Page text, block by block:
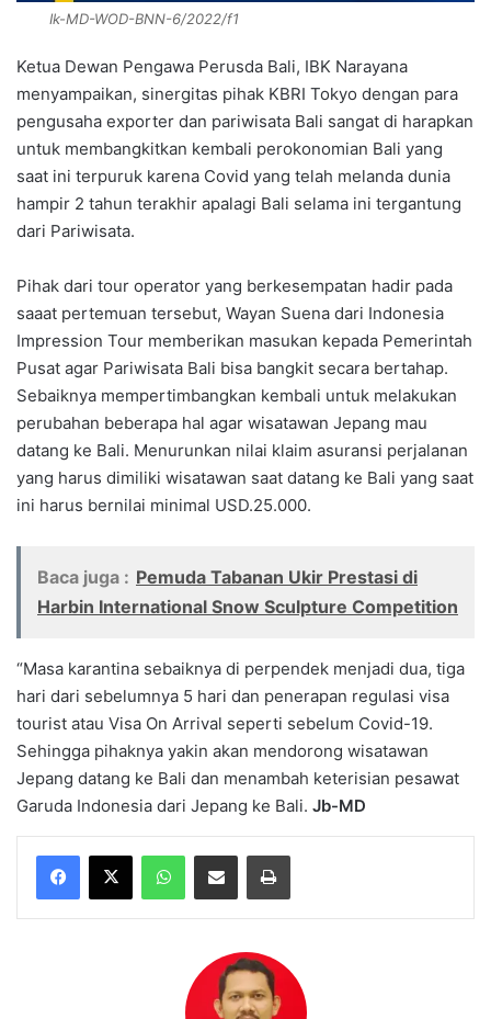
Ik-MD-WOD-BNN-6/2022/f1
Ketua Dewan Pengawa Perusda Bali, IBK Narayana
menyampaikan, sinergitas pihak KBRI Tokyo dengan para
pengusaha exporter dan pariwisata Bali sangat di harapkan
untuk membangkitkan kembali perokonomian Bali yang
saat ini terpuruk karena Covid yang telah melanda dunia
hampir 2 tahun terakhir apalagi Bali selama ini tergantung
dari Pariwisata.
Pihak dari tour operator yang berkesempatan hadir pada
saaat pertemuan tersebut, Wayan Suena dari Indonesia
Impression Tour memberikan masukan kepada Pemerintah
Pusat agar Pariwisata Bali bisa bangkit secara bertahap.
Sebaiknya mempertimbangkan kembali untuk melakukan
perubahan beberapa hal agar wisatawan Jepang mau
datang ke Bali. Menurunkan nilai klaim asuransi perjalanan
yang harus dimiliki wisatawan saat datang ke Bali yang saat
ini harus bernilai minimal USD.25.000.
Baca juga : Pemuda Tabanan Ukir Prestasi di
Harbin International Snow Sculpture Competition
“Masa karantina sebaiknya di perpendek menjadi dua, tiga
hari dari sebelumnya 5 hari dan penerapan regulasi visa
tourist atau Visa On Arrival seperti sebelum Covid-19.
Sehingga pihaknya yakin akan mendorong wisatawan
Jepang datang ke Bali dan menambah keterisian pesawat
Garuda Indonesia dari Jepang ke Bali. Jb-MD
WhatsAppShare via Email Print